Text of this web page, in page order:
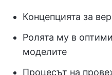
Концепцията за
Ролята му в
моделите
Процесът на